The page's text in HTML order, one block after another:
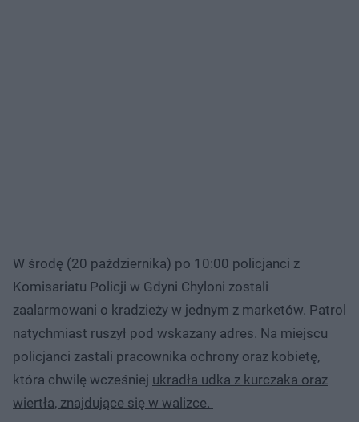
W środę (20 października) po 10:00 policjanci z
Komisariatu Policji w Gdyni Chyloni zostali
zaalarmowani o kradzieży w jednym z marketów. Patrol
natychmiast ruszył pod wskazany adres. Na miejscu
policjanci zastali pracownika ochrony oraz kobietę,
która chwilę wcześniej ukradła udka z kurczaka oraz
wiertła, znajdujące się w walizce.